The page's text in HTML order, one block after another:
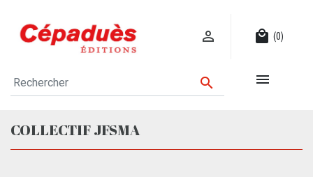
 local_mall (0)
 
COLLECTIF JFSMA